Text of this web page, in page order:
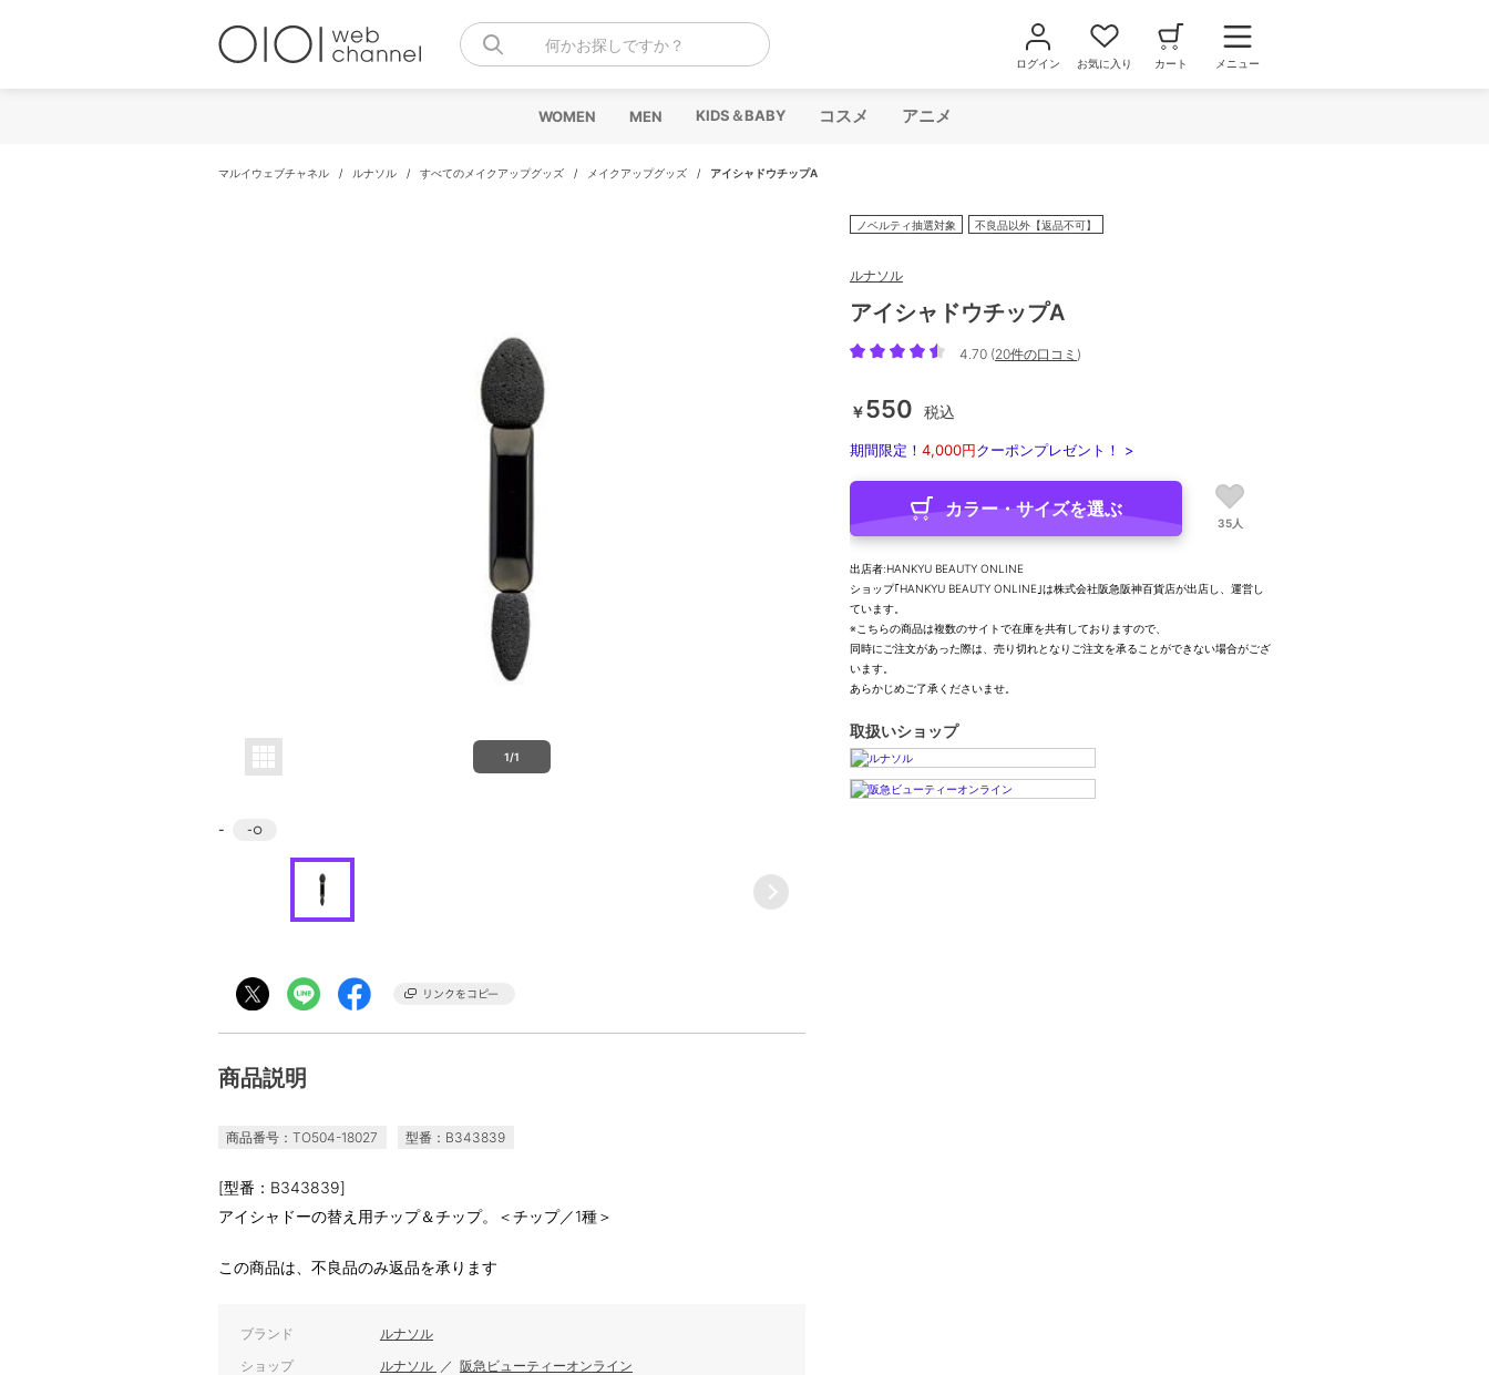
何かお探しですか？
ログイン お気に入り カート メニュー
WOMEN MEN KIDS＆BABY コスメ アニメ
マルイウェブチャネル / ルナソル / すべてのメイクアップグッズ / メイクアップグッズ / アイシャドウチップA
1/1
- -○
商品説明
商品番号：TO504-18027 型番：B343839
[型番：B343839]
アイシャドーの替え用チップ＆チップ。＜チップ／1種＞
この商品は、不良品のみ返品を承ります
ブランド ルナソル
ショップ ルナソル ／ 阪急ビューティーオンライン
ノベルティ抽選対象 不良品以外【返品不可】
ルナソル
アイシャドウチップA
4.70 (20件の口コミ )
￥550 税込
期間限定！ 4,000円クーポンプレゼント！ >
カラー・サイズを選ぶ
35人
出店者:HANKYU BEAUTY ONLINE
ショップ｢HANKYU BEAUTY ONLINE｣は株式会社阪急阪神百貨店が出店し、運営し
ています。
※こちらの商品は複数のサイトで在庫を共有しておりますので、
同時にご注文があった際は、売り切れとなりご注文を承ることができない場合がござ
います。
あらかじめご了承くださいませ。
取扱いショップ